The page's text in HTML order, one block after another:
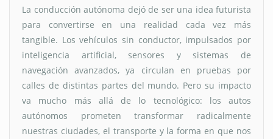
La conducción autónoma dejó de ser una idea futurista
para convertirse en una realidad cada vez más
tangible. Los vehículos sin conductor, impulsados por
inteligencia artificial, sensores y sistemas de
navegación avanzados, ya circulan en pruebas por
calles de distintas partes del mundo. Pero su impacto
va mucho más allá de lo tecnológico: los autos
autónomos prometen transformar radicalmente
nuestras ciudades, el transporte y la forma en que nos